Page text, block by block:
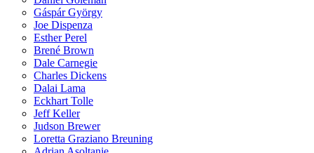
Gáspár György
Joe Dispenza
Esther Perel
Brené Brown
Dale Carnegie
Charles Dickens
Dalai Lama
Eckhart Tolle
Jeff Keller
Judson Brewer
Loretta Graziano Breuning